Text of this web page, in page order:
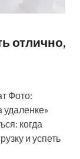
отлично,
Фото:
удаленке»
когда
и успеть